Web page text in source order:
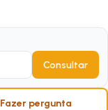
Consultar
Fazer pergunta